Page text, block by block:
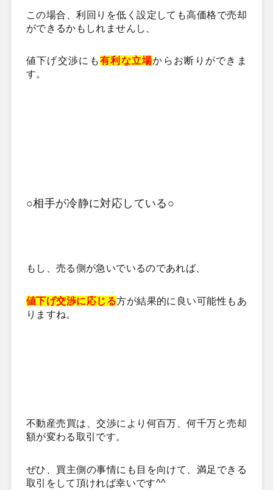
この場合、利回りを低く設定しても高価格で売却
ができるかもしれませんし、
値下げ交渉にも有利な立場からお断りができま
す。
○相手が冷静に対応している○
もし、売る側が急いでいるのであれば、
値下げ交渉に応じる方が結果的に良い可能性もあ
りますね。
不動産売買は、交渉により 何百万、何千万と売却
額が変わる取引です。
ぜひ、買主側の事情にも目を向けて、満足できる
取引をして頂ければ幸いです^^